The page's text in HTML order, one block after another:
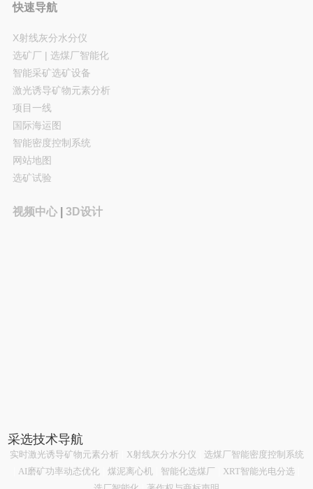
快速导航
X射线灰分水分仪
选矿厂 | 选煤厂智能化
智能采矿选矿设备
激光诱导矿物元素分析
项目一线
国际海运图
智能密度控制系统
网站地图
选矿试验
视频中心 3D设计
采选技术导航
实时激光诱导矿物元素分析 X射线灰分水分仪
选煤厂智能密度控制系统
AI磨矿功率动态优化 煤泥离心机 智能化选煤厂 XRT智能光电分选